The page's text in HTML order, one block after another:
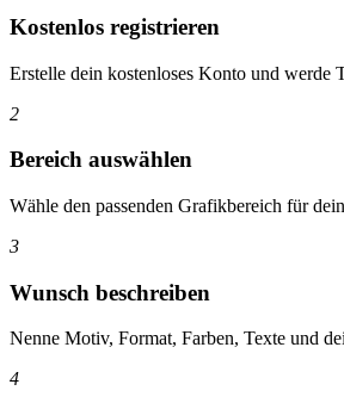
Kostenlos registrieren
Erstelle dein kostenloses Konto und werde
2
Bereich auswählen
Wähle den passenden Grafikbereich für
3
Wunsch beschreiben
Nenne Motiv, Format, Farben, Texte und
4